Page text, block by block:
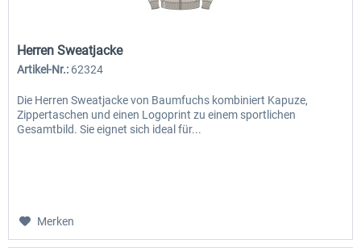
Herren Sweatjacke
Artikel-Nr.: 62324
Die Herren Sweatjacke von Baumfuchs kombiniert Kapuze,
Zippertaschen und einen Logoprint zu einem sportlichen
Gesamtbild. Sie eignet sich ideal für...
Merken